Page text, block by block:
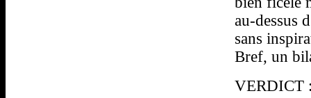
au-dessus
sans
Bref, un
VERDICT